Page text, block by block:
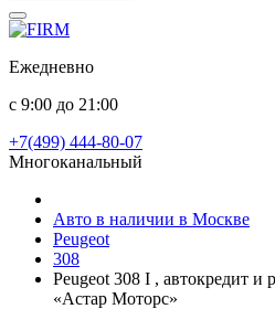
Ежедневно
с 9:00 до 21:00
+7(499) 444-80-07
Многоканальный
Авто в наличии в Москве
Peugeot
308
Peugeot 308 I , автокредит и
«Астар Моторс»